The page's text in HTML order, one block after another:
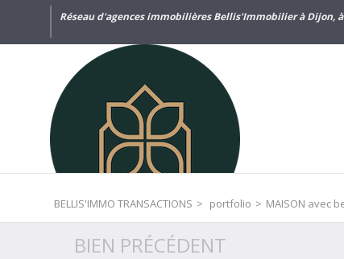
Réseau d'agences immobilières Bellis'Immobilier à Dijon,
BELLIS'IMMO TRANSACTIONS > portfolio > MAISON avec
BIEN PRÉCÉDENT